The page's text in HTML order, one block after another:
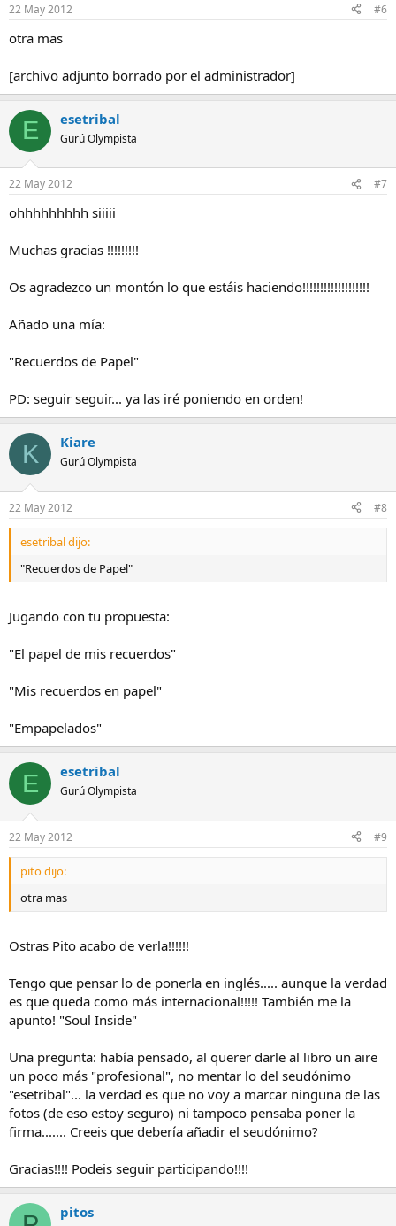
22 May 2012 #6
otra mas
[archivo adjunto borrado por el administrador]
E esetribal
Gurú Olympista
22 May 2012 #7
ohhhhhhhhh siiiii
Muchas gracias !!!!!!!!!
Os agradezco un montón lo que estáis haciendo!!!!!!!!!!!!!!!!!!!
Añado una mía:
"Recuerdos de Papel"
PD: seguir seguir... ya las iré poniendo en orden!
K Kiare
Gurú Olympista
22 May 2012 #8
esetribal dijo:
"Recuerdos de Papel"
Jugando con tu propuesta:
"El papel de mis recuerdos"
"Mis recuerdos en papel"
"Empapelados"
E esetribal
Gurú Olympista
22 May 2012 #9
pito dijo:
otra mas
Ostras Pito acabo de verla!!!!!!
Tengo que pensar lo de ponerla en inglés..... aunque la verdad
es que queda como más internacional!!!!! También me la
apunto! "Soul Inside"
Una pregunta: había pensado, al querer darle al libro un aire
un poco más "profesional", no mentar lo del seudónimo
"esetribal"... la verdad es que no voy a marcar ninguna de las
fotos (de eso estoy seguro) ni tampoco pensaba poner la
firma....... Creeis que debería añadir el seudónimo?
Gracias!!!! Podeis seguir participando!!!!
pitos